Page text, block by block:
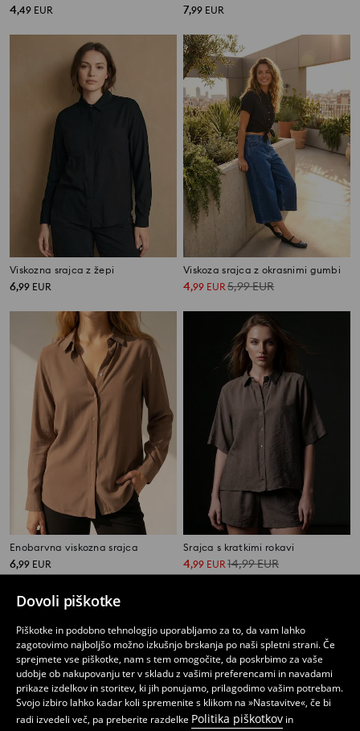
Dovoli piškotke
Piškotke in podobno tehnologijo uporabljamo za to, da vam lahko
zagotovimo najboljšo možno izkušnjo brskanja po naši spletni strani. Če
sprejmete vse piškotke, nam s tem omogočite, da poskrbimo za vaše
udobje ob nakupovanju ter v skladu z vašimi preferencami in navadami
prikaze izdelkov in storitev, ki jih ponujamo, prilagodimo vašim potrebam.
Svojo izbiro lahko kadar koli spremenite s klikom na »Nastavitve«, če bi
radi izvedeli več, pa preberite razdelke Politika piškotkov in
4,49 EUR 7,99 EUR
Viskozna srajca z žepi
6,99 EUR
Viskoza srajca z okrasnimi gumbi
4,99 EUR5,99EUR
Enobarvna viskozna srajca
6,99 EUR
Srajca s kratkimi rokavi
4,99 EUR14,99EUR